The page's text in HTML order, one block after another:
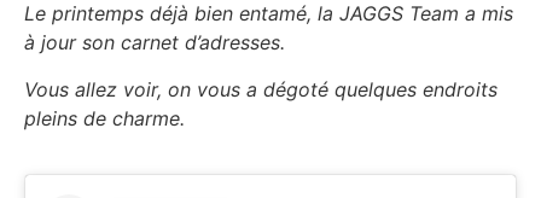
Le printemps déjà bien entamé, la JAGGS Team a mis
à jour son carnet d’adresses.
Vous allez voir, on vous a dégoté quelques endroits
pleins de charme.